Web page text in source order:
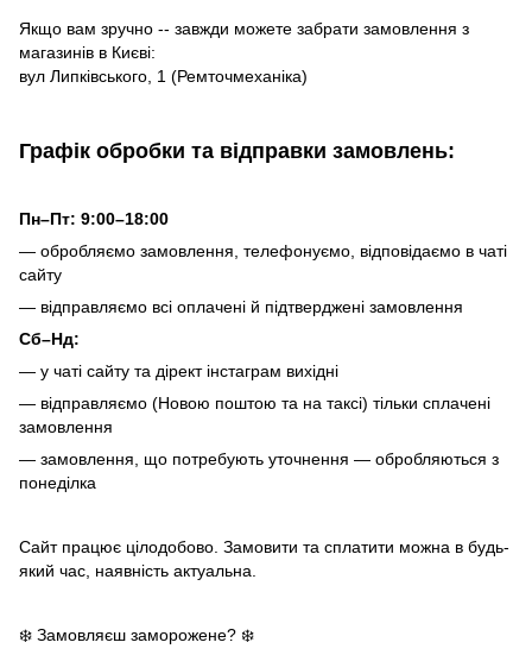
Якщо вам зручно -- завжди можете забрати замовлення з
магазинів в Києві:
вул Липківського, 1 (Ремточмеханіка)
Графік обробки та відправки замовлень:
Пн–Пт: 9:00–18:00
— обробляємо замовлення, телефонуємо, відповідаємо в чаті
сайту
— відправляємо всі оплачені й підтверджені замовлення
Сб–Нд:
— у чаті сайту та дірект інстаграм вихідні
— відправляємо (Новою поштою та на таксі) тільки сплачені
замовлення
— замовлення, що потребують уточнення — обробляються з
понеділка
Сайт працює цілодобово. Замовити та сплатити можна в будь-
який час, наявність актуальна.
❄️ Замовляєш заморожене? ❄️